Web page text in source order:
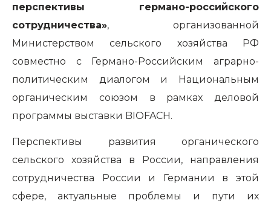
перспективы германо-российского
сотрудничества», организованной
Министерством сельского хозяйства РФ
совместно с Германо-Российским аграрно-
политическим диалогом и Национальным
органическим союзом в рамках деловой
программы выставки BIOFACH.
Перспективы развития органического
сельского хозяйства в России, направления
сотрудничества России и Германии в этой
сфере, актуальные проблемы и пути их